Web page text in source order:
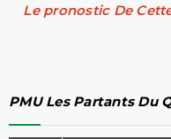
Le pronostic De
PMU Les Partants Du